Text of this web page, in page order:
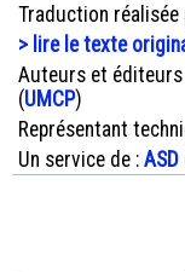
Traduction réalisée
> lire le texte
Auteurs et éditeurs
(UMCP)
Représentant
Un service de : ASD